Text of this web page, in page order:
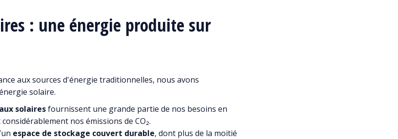
: une énergie produite sur
aux sources d'énergie traditionnelles, nous avons
solaire.
solairesfournissent une grande partie de nos besoins en
nos émissions de CO₂.
espace de stockage couvert durable, dont plus de la moitié